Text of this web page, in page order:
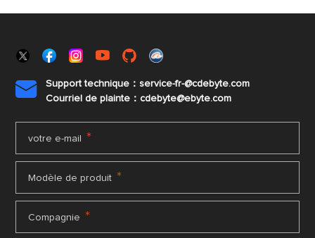

Support technique：service-fr-@cdebyte.com
Courriel de plainte：cdebyte@ebyte.com
votre e-mail *
Modèle de produit *
Compagnie *